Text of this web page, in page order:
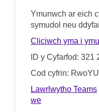
Ymunwch ar eich
symudol neu
Cliciwch yma i
ID y Cyfarfod: 321
Cod cyfrin:
Lawrlwytho Teams
we(Dolen allanol)